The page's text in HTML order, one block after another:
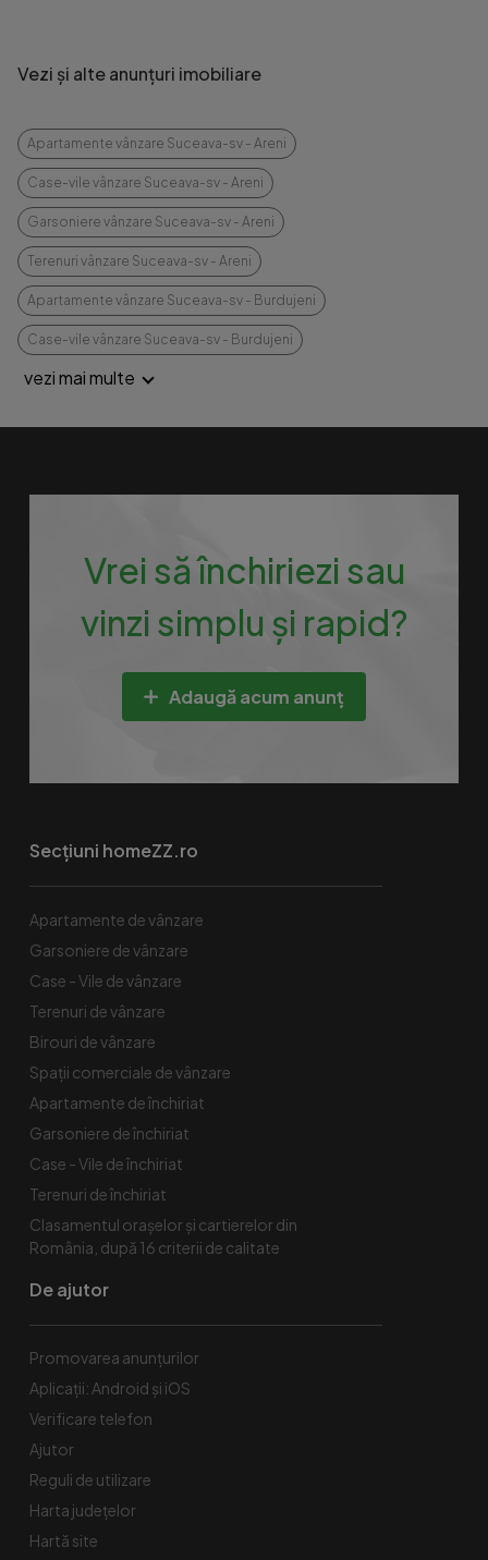
Vezi și alte anunțuri imobiliare
Apartamente vânzare Suceava-sv - Areni
Case-vile vânzare Suceava-sv - Areni
Garsoniere vânzare Suceava-sv - Areni
Terenuri vânzare Suceava-sv - Areni
Apartamente vânzare Suceava-sv - Burdujeni
Case-vile vânzare Suceava-sv - Burdujeni
vezi mai multe
Vrei să închiriezi sau
vinzi simplu și rapid?
Adaugă acum anunț
Secțiuni homeZZ.ro
Apartamente de vânzare
Garsoniere de vânzare
Case - Vile de vânzare
Terenuri de vânzare
Birouri de vânzare
Spaţii comerciale de vânzare
Apartamente de închiriat
Garsoniere de închiriat
Case - Vile de închiriat
Terenuri de închiriat
Clasamentul orașelor și cartierelor din
România, după 16 criterii de calitate
De ajutor
Promovarea anunțurilor
Aplicații: Android și iOS
Verificare telefon
Ajutor
Reguli de utilizare
Harta județelor
Hartă site